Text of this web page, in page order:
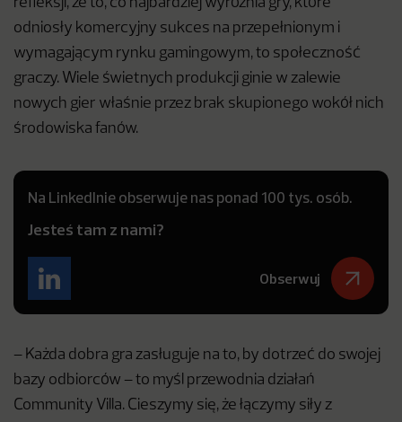
refleksji, że to, co najbardziej wyróżnia gry, które
odniosły komercyjny sukces na przepełnionym i
wymagającym rynku gamingowym, to społeczność
graczy. Wiele świetnych produkcji ginie w zalewie
nowych gier właśnie przez brak skupionego wokół nich
środowiska fanów.
Na LinkedInie obserwuje nas ponad 100 tys. osób.
Jesteś tam z nami?
Obserwuj
– Każda dobra gra zasługuje na to, by dotrzeć do swojej
bazy odbiorców – to myśl przewodnia działań
Community Villa. Cieszymy się, że łączymy siły z